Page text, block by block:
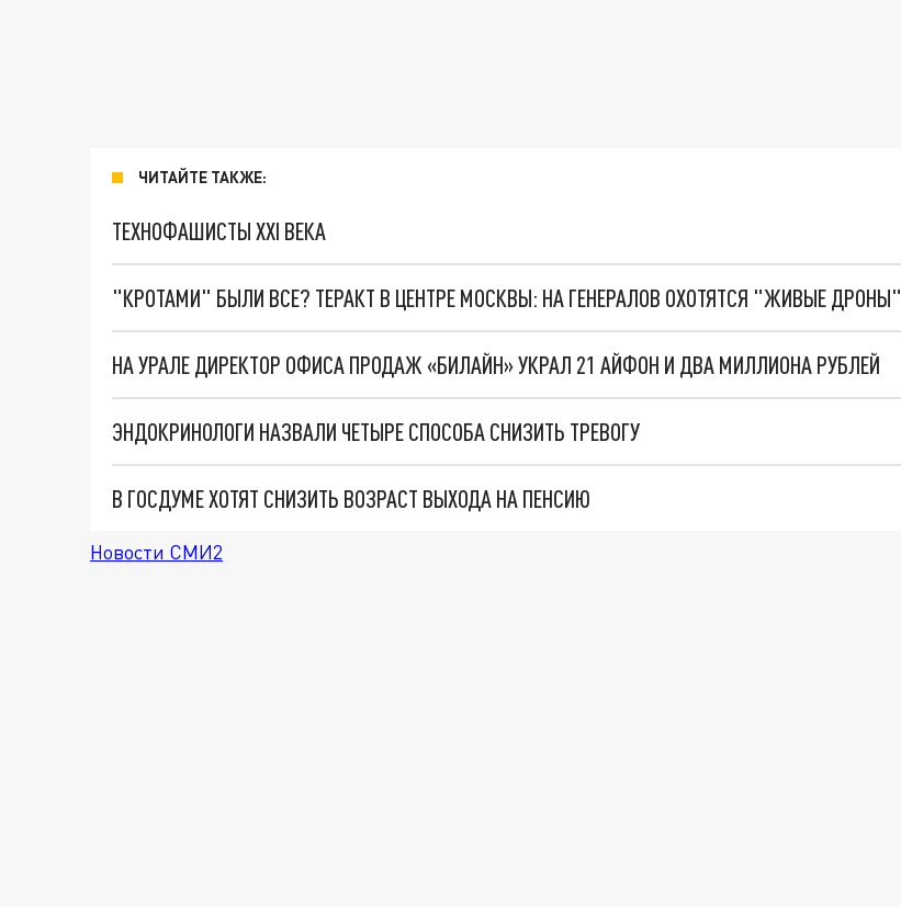
ЧИТАЙТЕ ТАКЖЕ:
ТЕХНОФАШИСТЫ XXI ВЕКА
"КРОТАМИ" БЫЛИ ВСЕ? ТЕРАКТ В ЦЕНТРЕ МОСКВЫ: НА ГЕНЕРАЛОВ ОХОТЯТСЯ "ЖИВЫЕ ДРОНЫ"
НА УРАЛЕ ДИРЕКТОР ОФИСА ПРОДАЖ «БИЛАЙН» УКРАЛ 21 АЙФОН И ДВА МИЛЛИОНА РУБЛЕЙ
ЭНДОКРИНОЛОГИ НАЗВАЛИ ЧЕТЫРЕ СПОСОБА СНИЗИТЬ ТРЕВОГУ
В ГОСДУМЕ ХОТЯТ СНИЗИТЬ ВОЗРАСТ ВЫХОДА НА ПЕНСИЮ
Новости СМИ2